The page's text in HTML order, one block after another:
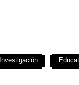
Investigación